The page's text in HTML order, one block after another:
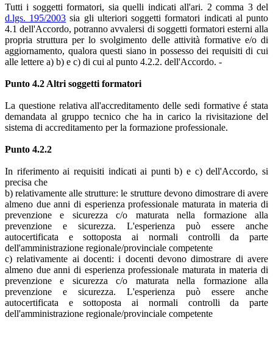
Tutti i soggetti formatori, sia quelli indicati all'ari. 2 comma 3 del
d.lgs. 195/2003 sia gli ulteriori soggetti formatori indicati al punto
4.1 dell'Accordo, potranno avvalersi di soggetti formatori esterni alla
propria struttura per lo svolgimento delle attività formative e/o di
aggiornamento, qualora questi siano in possesso dei requisiti di cui
alle lettere a) b) e c) di cui al punto 4.2.2. dell'Accordo. -
Punto 4.2 Altri soggetti formatori
La questione relativa all'accreditamento delle sedi formative é stata
demandata al gruppo tecnico che ha in carico la rivisitazione del
sistema di accreditamento per la formazione professionale.
Punto 4.2.2
In riferimento ai requisiti indicati ai punti b) e c) dell'Accordo, si
precisa che
b) relativamente alle strutture: le strutture devono dimostrare di avere
almeno due anni di esperienza professionale maturata in materia di
prevenzione e sicurezza c/o maturata nella formazione alla
prevenzione e sicurezza. L'esperienza può essere anche
autocertificata e sottoposta ai normali controlli da parte
dell'amministrazione regionale/provinciale competente
c) relativamente ai docenti: i docenti devono dimostrare di avere
almeno due anni di esperienza professionale maturata in materia di
prevenzione e sicurezza c/o maturata nella formazione alla
prevenzione e sicurezza. L'esperienza può essere anche
autocertificata e sottoposta ai normali controlli da parte
dell'amministrazione regionale/provinciale competente